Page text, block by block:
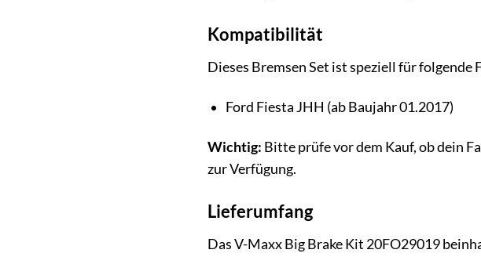
Kompatibilität
Dieses Bremsen Set ist speziell für folgende
Ford Fiesta JHH (ab Baujahr 01.2017)
Wichtig: Bitte prüfe vor dem Kauf, ob dein
zur Verfügung.
Lieferumfang
Das V-Maxx Big Brake Kit 20FO29019